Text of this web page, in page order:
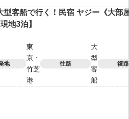
型客船で行く！民宿 ヤジー《大部
地3泊】
地
東
京・
竹芝
港
往路
大
型
客
船
復路